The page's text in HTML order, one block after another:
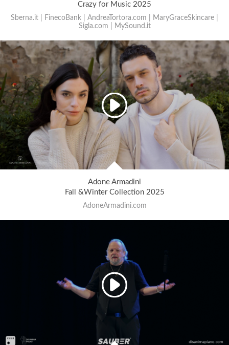
Crazy for Music 2025
Sberna.it | FinecoBank | AndreaTortora.com | MaryGraceSkincare |
Sigla.com | MySound.it
Adone Armadini
Fall &Winter Collection 2025
AdoneArmadini.com